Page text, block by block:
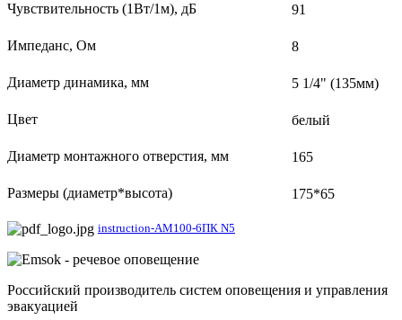
Чувствительность (1Вт/1м), дБ 91
Импеданс, Ом 8
Диаметр динамика, мм 5 1/4" (135мм)
Цвет белый
Диаметр монтажного отверстия, мм 165
Размеры (диаметр*высота) 175*65
instruction-АМ100-6ПК N5
Российский производитель систем оповещения и управления
эвакуацией